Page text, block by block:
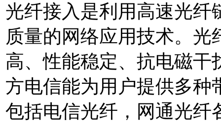
光纤接入是利用高速光纤
质量的网络应用技术。
高、性能稳定、抗电磁干
方电信能为用户提供多种
包括电信光纤，网通光纤